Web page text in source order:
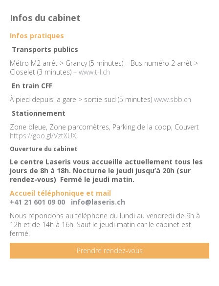
Infos du cabinet
Infos pratiques
Transports publics
Métro M2 arrêt > Grancy (5 minutes) – Bus numéro 2 arrêt >
Closelet (3 minutes) – www.t-l.ch
En train CFF
À pied depuis la gare > sortie sud (5 minutes) www.sbb.ch
Stationnement
Zone bleue, Zone parcomètres, Parking de la coop, Couvert
https://goo.gl/VztXUX,
Ouverture du cabinet
Le centre Laseris vous accueille actuellement tous les
jours de 8h à 18h. Nocturne le jeudi jusqu’à 20h (sur
rendez-vous) Fermé le jeudi matin.
Accueil téléphonique et mail
+41 21 601 09 00
info@laseris.ch
Nous répondons au téléphone du lundi au vendredi de 9h à
12h et de 14h à 16h. Sauf le jeudi matin car le cabinet est
fermé.
Prendre rendez-vous